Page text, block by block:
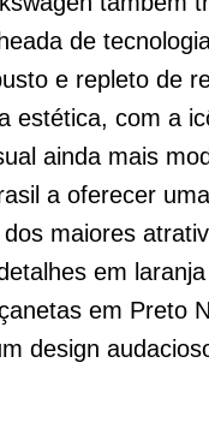
de
e repleto de
estética, com a
ainda mais
a oferecer
maiores
em
em Preto
design